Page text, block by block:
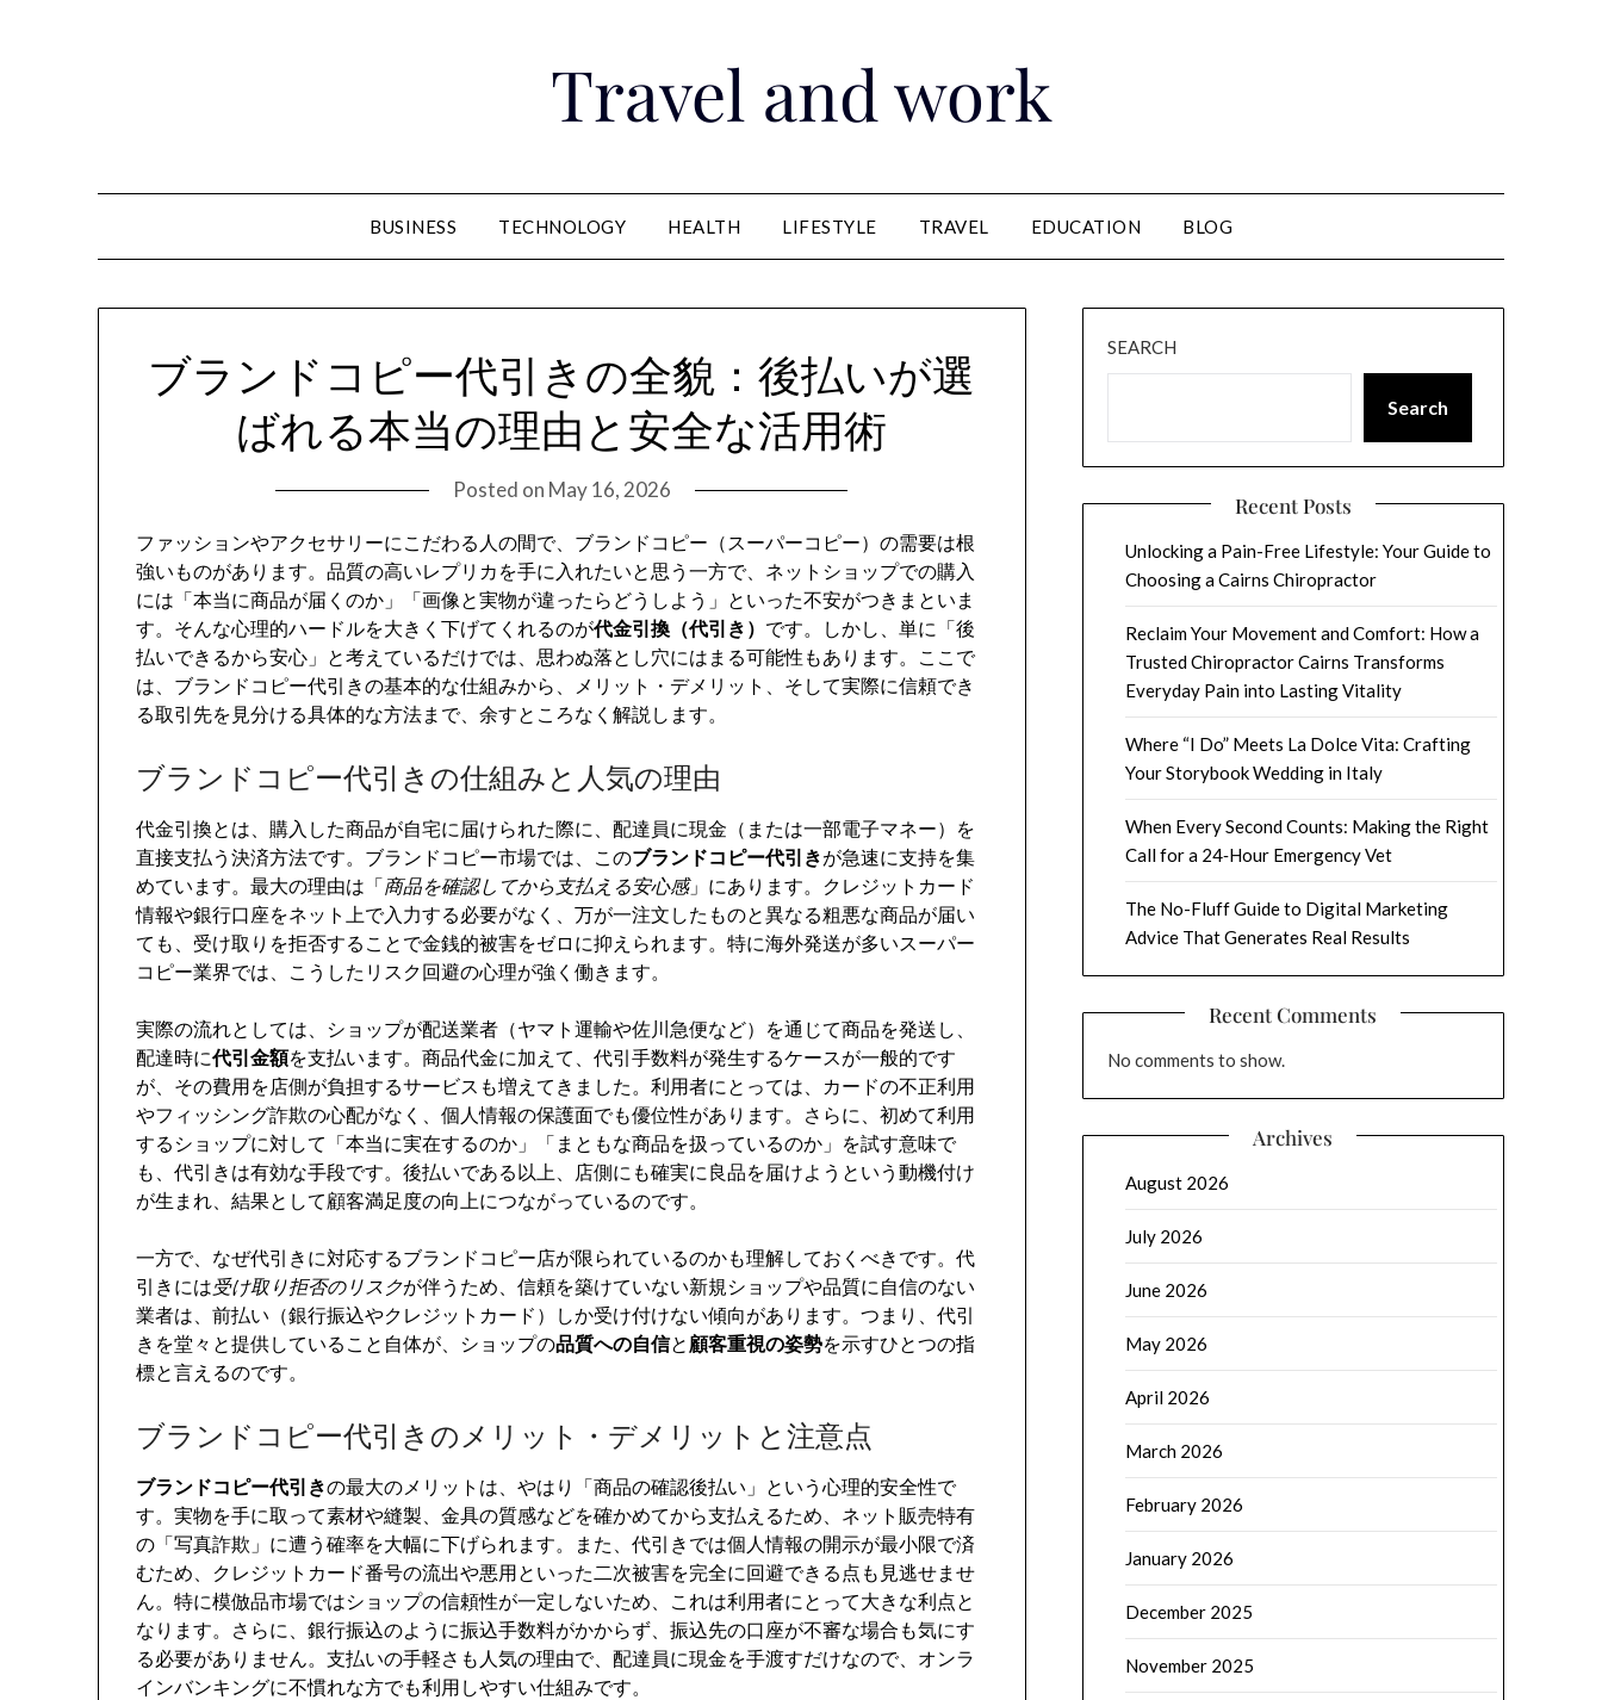
Travel and work
BUSINESS TECHNOLOGY HEALTH LIFESTYLE TRAVEL EDUCATION BLOG
ブランドコピー代引きの全貌：後払いが選
ばれる本当の理由と安全な活用術
Posted on May 16, 2026
ファッションやアクセサリーにこだわる人の間で、ブランドコピー（スーパーコピー）の需要は根
強いものがあります。品質の高いレプリカを手に入れたいと思う一方で、ネットショップでの購入
には「本当に商品が届くのか」「画像と実物が違ったらどうしよう」といった不安がつきまといま
す。そんな心理的ハードルを大きく下げてくれるのが代金引換（代引き） です。しかし、単に「後
払いできるから安心」と考えているだけでは、思わぬ落とし穴にはまる可能性もあります。ここで
は、ブランドコピー代引きの基本的な仕組みから、メリット・デメリット、そして実際に信頼でき
る取引先を見分ける具体的な方法まで、余すところなく解説します。
ブランドコピー代引きの仕組みと人気の理由
代金引換とは、購入した商品が自宅に届けられた際に、配達員に現金（または一部電子マネー）を
直接支払う決済方法です。ブランドコピー市場では、このブランドコピー代引きが急速に支持を集
めています。最大の理由は「商品を確認してから支払える安心感」にあります。クレジットカード
情報や銀行口座をネット上で入力する必要がなく、万が一注文したものと異なる粗悪な商品が届い
ても、受け取りを拒否することで金銭的被害をゼロに抑えられます。特に海外発送が多いスーパー
コピー業界では、こうしたリスク回避の心理が強く働きます。
実際の流れとしては、ショップが配送業者（ヤマト運輸や佐川急便など）を通じて商品を発送し、
配達時に代引金額を支払います。商品代金に加えて、代引手数料が発生するケースが一般的です
が、その費用を店側が負担するサービスも増えてきました。利用者にとっては、カードの不正利用
やフィッシング詐欺の心配がなく、個人情報の保護面でも優位性があります。さらに、初めて利用
するショップに対して「本当に実在するのか」「まともな商品を扱っているのか」を試す意味で
も、代引きは有効な手段です。後払いである以上、店側にも確実に良品を届けようという動機付け
が生まれ、結果として顧客満足度の向上につながっているのです。
一方で、なぜ代引きに対応するブランドコピー店が限られているのかも理解しておくべきです。代
引きには受け取り拒否のリスクが伴うため、信頼を築けていない新規ショップや品質に自信のない
業者は、前払い（銀行振込やクレジットカード）しか受け付けない傾向があります。つまり、代引
きを堂々と提供していること自体が、ショップの品質への自信と 顧客重視の姿勢を示すひとつの指
標と言えるのです。
ブランドコピー代引きのメリット・デメリットと注意点
ブランドコピー代引きの最大のメリットは、やはり「商品の確認後払い」という心理的安全性で
す。実物を手に取って素材や縫製、金具の質感などを確かめてから支払えるため、ネット販売特有
の「写真詐欺」に遭う確率を大幅に下げられます。また、代引きでは個人情報の開示が最小限で済
むため、クレジットカード番号の流出や悪用といった二次被害を完全に回避できる点も見逃せませ
ん。特に模倣品市場ではショップの信頼性が一定しないため、これは利用者にとって大きな利点と
なります。さらに、銀行振込のように振込手数料がかからず、振込先の口座が不審な場合も気にす
る必要がありません。支払いの手軽さも人気の理由で、配達員に現金を手渡すだけなので、オンラ
インバンキングに不慣れな方でも利用しやすい仕組みです。
SEARCH
Search
Recent Posts
Unlocking a Pain-Free Lifestyle: Your Guide to
Choosing a Cairns Chiropractor
Reclaim Your Movement and Comfort: How a
Trusted Chiropractor Cairns Transforms
Everyday Pain into Lasting Vitality
Where “I Do” Meets La Dolce Vita: Crafting
Your Storybook Wedding in Italy
When Every Second Counts: Making the Right
Call for a 24‑Hour Emergency Vet
The No-Fluff Guide to Digital Marketing
Advice That Generates Real Results
Recent Comments
No comments to show.
Archives
August 2026
July 2026
June 2026
May 2026
April 2026
March 2026
February 2026
January 2026
December 2025
November 2025